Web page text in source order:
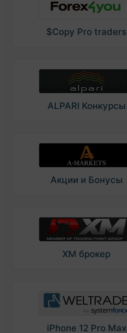
$Copy Pro traders
ALPARI Конкурсы
Акции и Бонусы
XM брокер
iPhone 12 Pro Max